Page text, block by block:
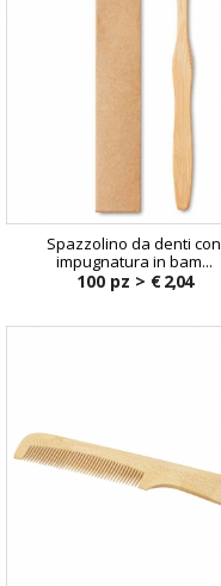
Spazzolino da denti con
impugnatura in bam...
100 pz > € 2,04